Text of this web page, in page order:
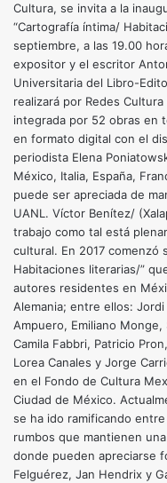
Cultura, se invita a la
“Cartografía íntima/
septiembre, a las 19.00
expositor y el escritor
Universitaria del Libro-
realizará por Redes
integrada por 52 obras en
en formato digital con el
periodista Elena
México, Italia, España,
puede ser apreciada de
UANL. Víctor Benítez/
trabajo como tal está
cultural. En 2017 comenzó
Habitaciones literarias/”
autores residentes en
Alemania; entre ellos:
Ampuero, Emiliano Monge,
Camila Fabbri, Patricio
Lorea Canales y Jorge
en el Fondo de Cultura
Ciudad de México.
se ha ido ramificando
rumbos que mantienen
donde pueden apreciarse
Felguérez, Jan Hendrix y